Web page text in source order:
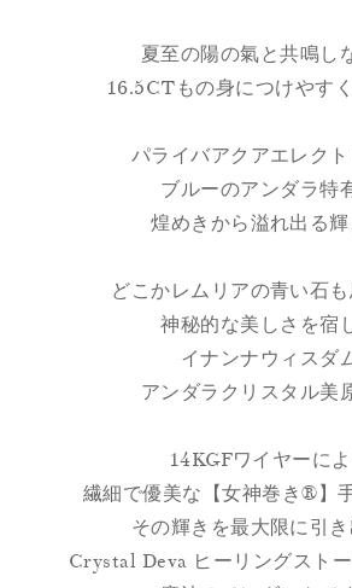
夏至の陽の氣と共鳴し
16.5CTもの身につけやす
パライバアクアエレクト
ブルーのアンダラ特
煌めきから溢れ出る
どこかレムリアの青い石
神秘的な美しさを宿
イナンナウィスダ
アンダラクリスタル美
14KGFワイヤーに
繊細で優美な【女神巻き®】
その輝きを最大限に引
Crystal Deva ヒーリングスト